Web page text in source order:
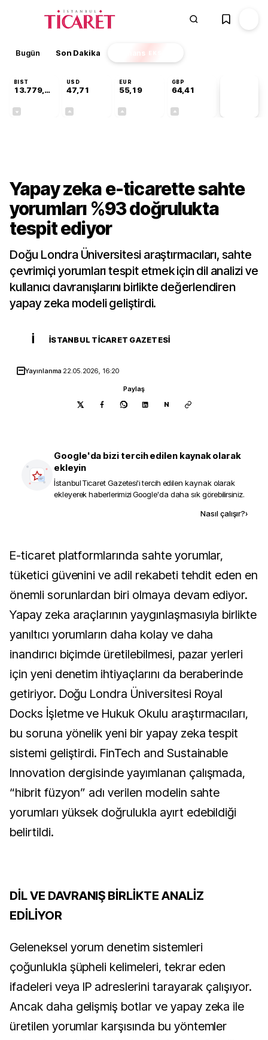
Bugün Son Dakika Finans EKSTRA
BIST
13.779,39
USD
47,71
EUR
55,19
GBP
64,41
Yapay zeka e-ticarette sahte
yorumları %93 doğrulukta
tespit ediyor
Doğu Londra Üniversitesi araştırmacıları, sahte
çevrimiçi yorumları tespit etmek için dil analizi ve
kullanıcı davranışlarını birlikte değerlendiren
yapay zeka modeli geliştirdi.
İ İSTANBUL TICARET GAZETESI
Yayınlanma 22.05.2026, 16:20
Paylaş
N
Google'da bizi tercih edilen kaynak olarak
ekleyin
İstanbul Ticaret Gazetesi'i tercih edilen kaynak olarak
ekleyerek haberlerimizi Google'da daha sık görebilirsiniz.
Nasıl çalışır?›
E-ticaret platformlarında sahte yorumlar,
tüketici güvenini ve adil rekabeti tehdit eden en
önemli sorunlardan biri olmaya devam ediyor.
Yapay zeka araçlarının yaygınlaşmasıyla birlikte
yanıltıcı yorumların daha kolay ve daha
inandırıcı biçimde üretilebilmesi, pazar yerleri
için yeni denetim ihtiyaçlarını da beraberinde
getiriyor. Doğu Londra Üniversitesi Royal
Docks İşletme ve Hukuk Okulu araştırmacıları,
bu soruna yönelik yeni bir yapay zeka tespit
sistemi geliştirdi. FinTech and Sustainable
Innovation dergisinde yayımlanan çalışmada,
“hibrit füzyon” adı verilen modelin sahte
yorumları yüksek doğrulukla ayırt edebildiği
belirtildi.
DİL VE DAVRANIŞ BİRLİKTE ANALİZ
EDİLİYOR
Geleneksel yorum denetim sistemleri
çoğunlukla şüpheli kelimeleri, tekrar eden
ifadeleri veya IP adreslerini tarayarak çalışıyor.
Ancak daha gelişmiş botlar ve yapay zeka ile
üretilen yorumlar karşısında bu yöntemler